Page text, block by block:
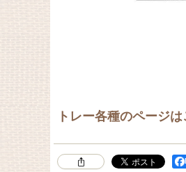
トレー各種のページは